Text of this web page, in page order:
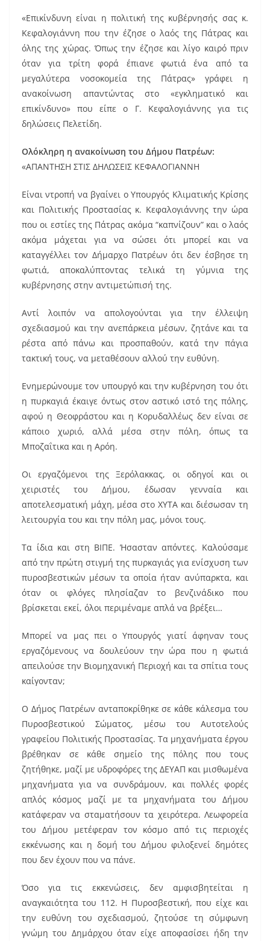
«Επικίνδυνη είναι η πολιτική της κυβέρνησής σας κ.
Κεφαλογιάννη που την έζησε ο λαός της Πάτρας και
όλης της χώρας. Όπως την έζησε και λίγο καιρό πριν
όταν για τρίτη φορά έπιανε φωτιά ένα από τα
μεγαλύτερα νοσοκομεία της Πάτρας» γράφει η
ανακοίνωση απαντώντας στο «εγκληματικό και
επικίνδυνο» που είπε ο Γ. Κεφαλογιάννης για τις
δηλώσεις Πελετίδη.
Ολόκληρη η ανακοίνωση του Δήμου Πατρέων:
«ΑΠΑΝΤΗΣΗ ΣΤΙΣ ΔΗΛΩΣΕΙΣ ΚΕΦΑΛΟΓΙΑΝΝΗ
Είναι ντροπή να βγαίνει ο Υπουργός Κλιματικής Κρίσης
και Πολιτικής Προστασίας κ. Κεφαλογιάννης την ώρα
που οι εστίες της Πάτρας ακόμα “καπνίζουν” και ο λαός
ακόμα μάχεται για να σώσει ότι μπορεί και να
καταγγέλλει τον Δήμαρχο Πατρέων ότι δεν έσβησε τη
φωτιά, αποκαλύπτοντας τελικά τη γύμνια της
κυβέρνησης στην αντιμετώπισή της.
Αντί λοιπόν να απολογούνται για την έλλειψη
σχεδιασμού και την ανεπάρκεια μέσων, ζητάνε και τα
ρέστα από πάνω και προσπαθούν, κατά την πάγια
τακτική τους, να μεταθέσουν αλλού την ευθύνη.
Ενημερώνουμε τον υπουργό και την κυβέρνηση του ότι
η πυρκαγιά έκαιγε όντως στον αστικό ιστό της πόλης,
αφού η Θεοφράστου και η Κορυδαλλέως δεν είναι σε
κάποιο χωριό, αλλά μέσα στην πόλη, όπως τα
Μποζαΐτικα και η Αρόη.
Οι εργαζόμενοι της Ξερόλακκας, οι οδηγοί και οι
χειριστές του Δήμου, έδωσαν γενναία και
αποτελεσματική μάχη, μέσα στο ΧΥΤΑ και διέσωσαν τη
λειτουργία του και την πόλη μας, μόνοι τους.
Τα ίδια και στη ΒΙΠΕ. Ήσασταν απόντες. Καλούσαμε
από την πρώτη στιγμή της πυρκαγιάς για ενίσχυση των
πυροσβεστικών μέσων τα οποία ήταν ανύπαρκτα, και
όταν οι φλόγες πλησίαζαν το βενζινάδικο που
βρίσκεται εκεί, όλοι περιμέναμε απλά να βρέξει…
Μπορεί να μας πει ο Υπουργός γιατί άφηναν τους
εργαζόμενους να δουλεύουν την ώρα που η φωτιά
απειλούσε την Βιομηχανική Περιοχή και τα σπίτια τους
καίγονταν;
Ο Δήμος Πατρέων ανταποκρίθηκε σε κάθε κάλεσμα του
Πυροσβεστικού Σώματος, μέσω του Αυτοτελούς
γραφείου Πολιτικής Προστασίας. Τα μηχανήματα έργου
βρέθηκαν σε κάθε σημείο της πόλης που τους
ζητήθηκε, μαζί με υδροφόρες της ΔΕΥΑΠ και μισθωμένα
μηχανήματα για να συνδράμουν, και πολλές φορές
απλός κόσμος μαζί με τα μηχανήματα του Δήμου
κατάφεραν να σταματήσουν τα χειρότερα. Λεωφορεία
του Δήμου μετέφεραν τον κόσμο από τις περιοχές
εκκένωσης και η δομή του Δήμου φιλοξενεί δημότες
που δεν έχουν που να πάνε.
Όσο για τις εκκενώσεις, δεν αμφισβητείται η
αναγκαιότητα του 112. Η Πυροσβεστική, που είχε και
την ευθύνη του σχεδιασμού, ζητούσε τη σύμφωνη
γνώμη του Δημάρχου όταν είχε αποφασίσει ήδη την